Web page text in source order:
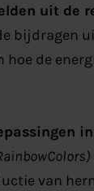
uit de
bijdragen
hoe de
van